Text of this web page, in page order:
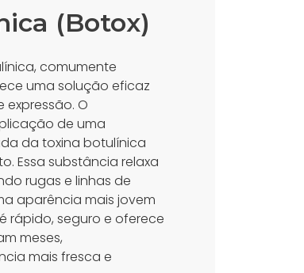
(Botox)
comumente
uma solução eficaz
expressão. O
de uma
da toxina botulínica
Essa substância relaxa
rugas e linhas de
aparência mais jovem
rápido, seguro e oferece
meses,
mais fresca e